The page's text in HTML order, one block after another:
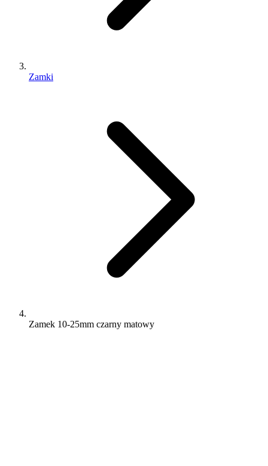
Zamki
Zamek 10-25mm czarny matowy